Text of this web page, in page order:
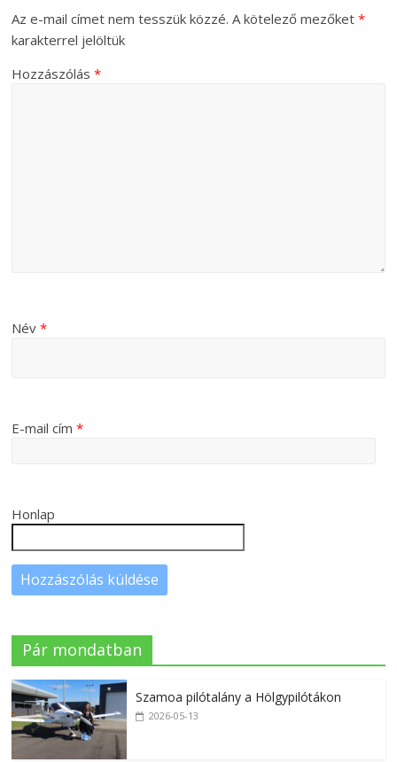
Az e-mail címet nem tesszük közzé. A kötelező mezőket*
karakterrel jelöltük
Hozzászólás*
Név*
E-mail cím*
Honlap
Pár mondatban
Szamoa pilótalány a Hölgypilótákon
2026-05-13